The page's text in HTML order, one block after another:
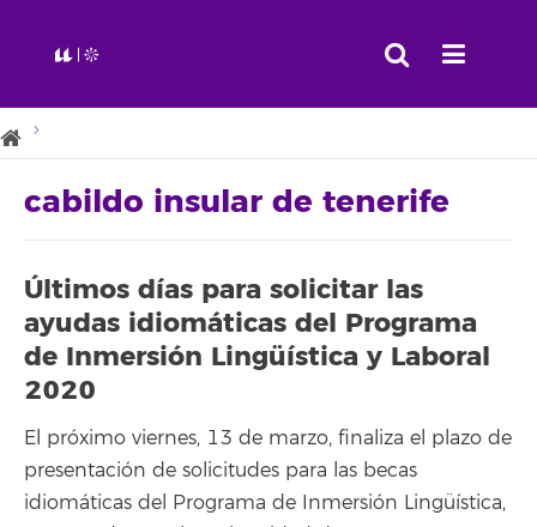
cabildo insular de tenerife
Últimos días para solicitar las
ayudas idiomáticas del Programa
de Inmersión Lingüística y Laboral
2020
El próximo viernes, 13 de marzo, finaliza el plazo de
presentación de solicitudes para las becas
idiomáticas del Programa de Inmersión Lingüística,